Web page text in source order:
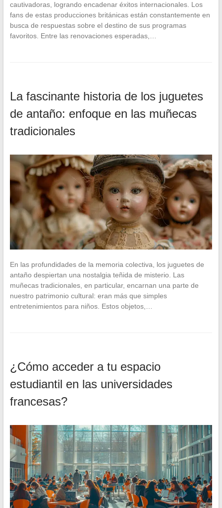
cautivadoras, logrando encadenar éxitos internacionales. Los
fans de estas producciones británicas están constantemente en
busca de respuestas sobre el destino de sus programas
favoritos. Entre las renovaciones esperadas,…
La fascinante historia de los juguetes
de antaño: enfoque en las muñecas
tradicionales
En las profundidades de la memoria colectiva, los juguetes de
antaño despiertan una nostalgia teñida de misterio. Las
muñecas tradicionales, en particular, encarnan una parte de
nuestro patrimonio cultural: eran más que simples
entretenimientos para niños. Estos objetos,…
¿Cómo acceder a tu espacio
estudiantil en las universidades
francesas?